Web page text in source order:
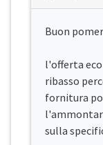
Buon
l'offerta
ribasso
fornitura
sulla